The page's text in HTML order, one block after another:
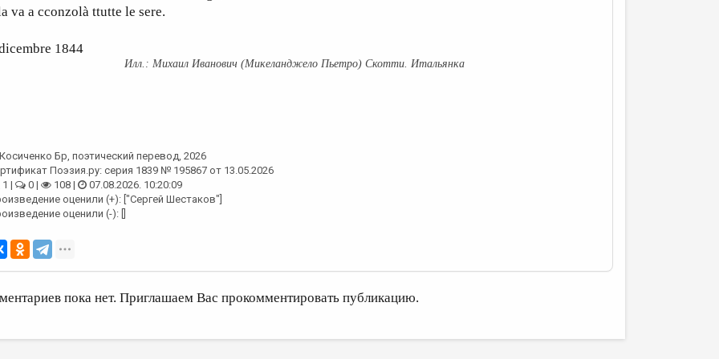
va a cconzolà ttutte le sere.
1844
Михаил Иванович (Микеланджело Пьетро) Скотти. Итальянка
Косиченко Бр, поэтический перевод, 2026
Поэзия.ру: серия 1839 № 195867 от 13.05.2026
1 |
0 | 108 |
07.08.2026. 10:20:09
оценили (+): ["Сергей Шестаков"]
оценили (-): []
пока нет. Приглашаем Вас прокомментировать публикацию.